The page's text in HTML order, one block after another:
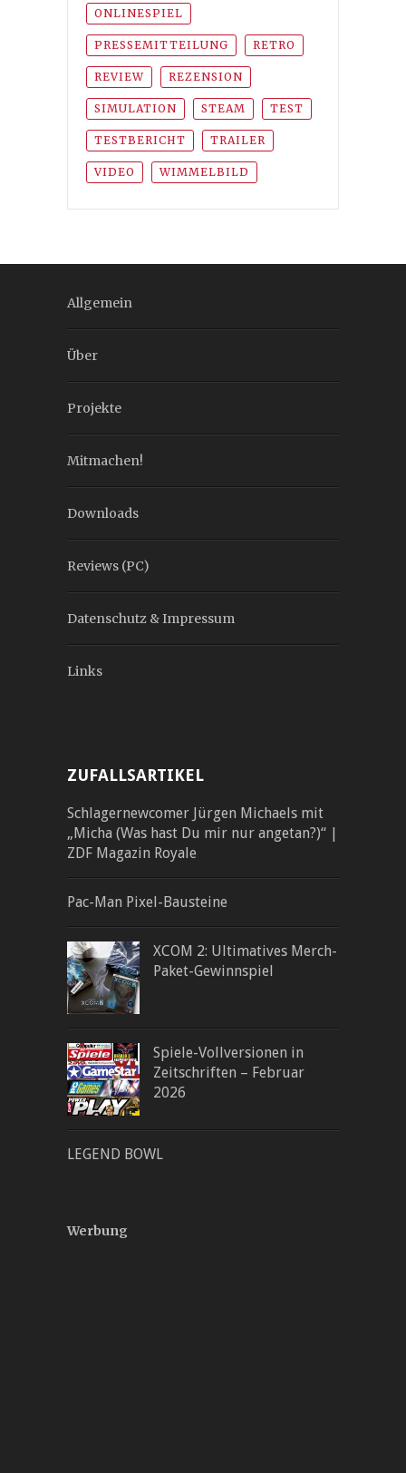
ONLINESPIEL
PRESSEMITTEILUNG RETRO
REVIEW REZENSION
SIMULATION STEAM TEST
TESTBERICHT TRAILER
VIDEO WIMMELBILD
Allgemein
Über
Projekte
Mitmachen!
Downloads
Reviews (PC)
Datenschutz & Impressum
Links
ZUFALLSARTIKEL
Schlagernewcomer Jürgen Michaels mit
„Micha (Was hast Du mir nur angetan?)“ |
ZDF Magazin Royale
Pac-Man Pixel-Bausteine
XCOM 2: Ultimatives Merch-
Paket-Gewinnspiel
Spiele-Vollversionen in
Zeitschriften – Februar
2026
LEGEND BOWL
Werbung